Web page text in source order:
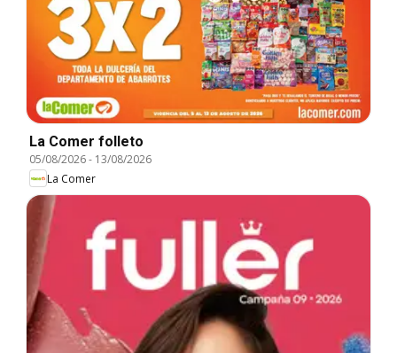
La Comer folleto
05/08/2026- 13/08/2026
La Comer